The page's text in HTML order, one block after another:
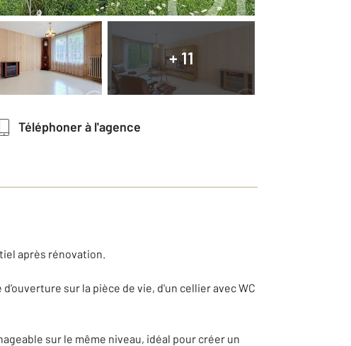
+ 11
Téléphoner à l'agence
après rénovation.
sur la pièce de vie, d'un cellier avec WC
sur le même niveau, idéal pour créer un